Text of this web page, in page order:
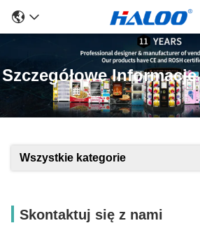
Szczegółowe
Wszystkie kategorie
Skontaktuj się z nami